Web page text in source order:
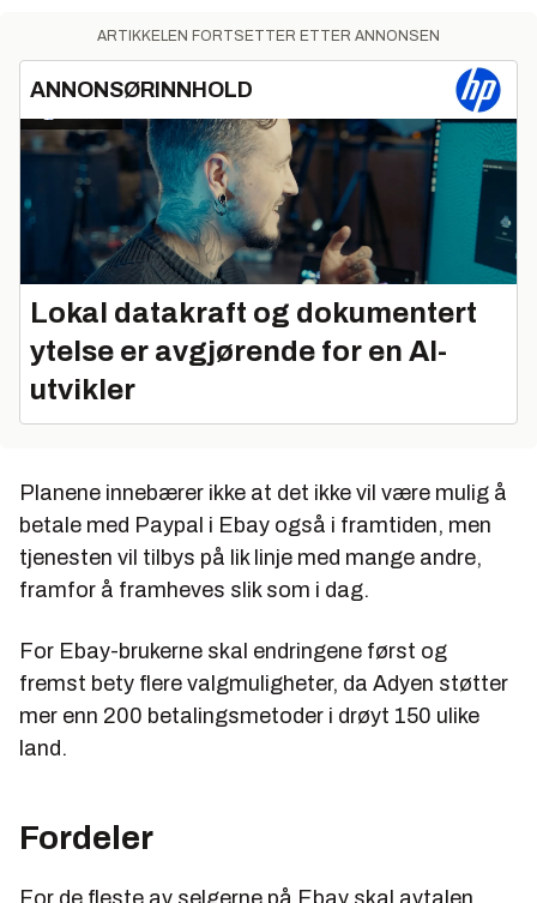
ARTIKKELEN FORTSETTER ETTER ANNONSEN
ANNONSØRINNHOLD
Lokal datakraft og dokumentert
ytelse er avgjørende for en AI-
utvikler
Planene innebærer ikke at det ikke vil være mulig å
betale med Paypal i Ebay også i framtiden, men
tjenesten vil tilbys på lik linje med mange andre,
framfor å framheves slik som i dag.
For Ebay-brukerne skal endringene først og
fremst bety flere valgmuligheter, da Adyen støtter
mer enn 200 betalingsmetoder i drøyt 150 ulike
land.
Fordeler